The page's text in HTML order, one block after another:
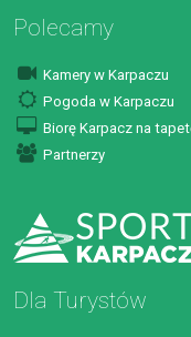
Polecamy
Kamery w Karpaczu
Pogoda w Karpaczu
Biorę Karpacz na
Partnerzy
Dla Turystów